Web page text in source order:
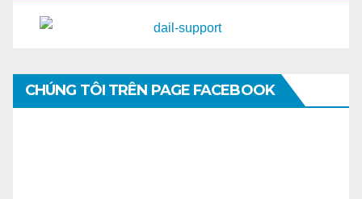
CHÚNG TÔI TRÊN PAGE FACEBOOK